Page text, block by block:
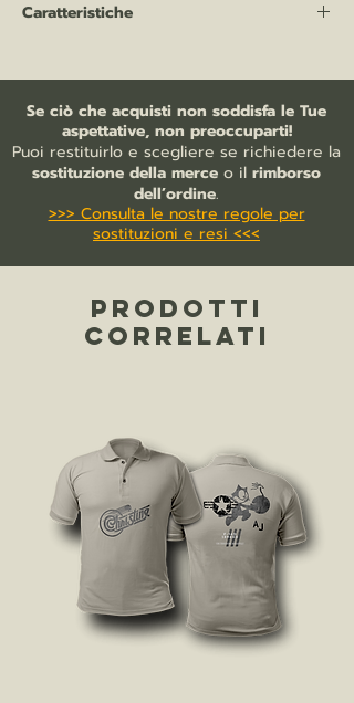
Caratteristiche
cotone pettinato "Ringspun", 210 gr/mq
bottoni tono su tono
bordo manica con costina
nastro di rinforzo sul collo
collo a costina
patta di chiusura rinforzata
fondo dritto con spacchi laterali
bottone di ricambio cucito all'interno
Se ciò che acquisti non soddisfa le Tue
aspettative, non preoccuparti!
Puoi restituirlo e scegliere se richiedere la
sostituzione della merce o il rimborso
dell’ordine.
>>> Consulta le nostre regole per
sostituzioni e resi <<<
PRODOTTI
CORRELATI